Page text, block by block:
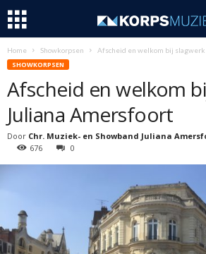
Home Showkorpsen Afscheid en welkom bij
SHOWKORPSEN
Afscheid en welkom
Juliana Amersfoort
Door Chr. Muziek- en Showband Juliana
676
0